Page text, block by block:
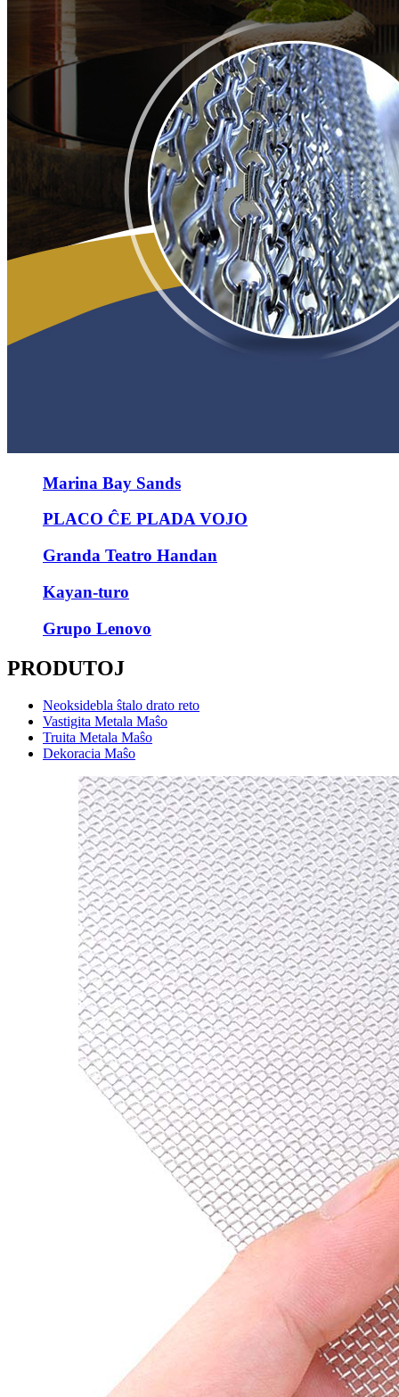
Marina Bay Sands
PLACO ĈE PLADA VOJO
Granda Teatro Handan
Kayan-turo
Grupo Lenovo
PRODUTOJ
Neoksidebla ŝtalo drato reto
Vastigita Metala Maŝo
Truita Metala Maŝo
Dekoracia Maŝo